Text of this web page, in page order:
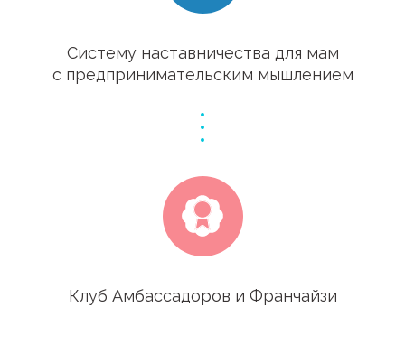
Систему наставничества для мам
с предпринимательским мышлением
Клуб Амбассадоров и Франчайзи